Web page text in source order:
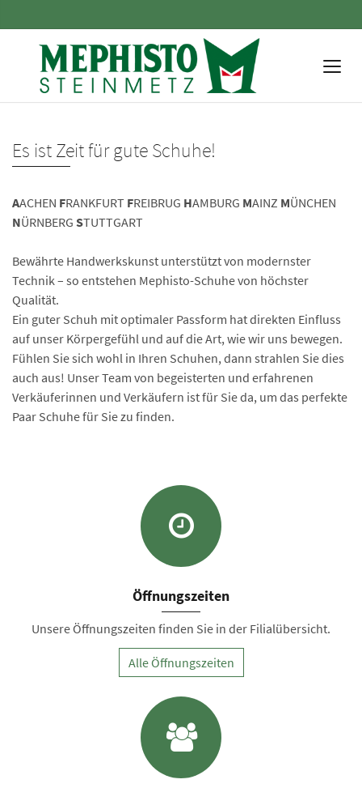
Es ist Zeit für gute Schuhe!
AACHEN FRANKFURT FREIBRUG HAMBURG MAINZ MÜNCHEN
NÜRNBERG STUTTGART
Bewährte Handwerkskunst unterstützt von modernster
Technik – so entstehen Mephisto-Schuhe von höchster
Qualität.
Ein guter Schuh mit optimaler Passform hat direkten Einfluss
auf unser Körpergefühl und auf die Art, wie wir uns bewegen.
Fühlen Sie sich wohl in Ihren Schuhen, dann strahlen Sie dies
auch aus! Unser Team von begeisterten und erfahrenen
Verkäuferinnen und Verkäufern ist für Sie da, um das perfekte
Paar Schuhe für Sie zu finden.
Öffnungszeiten
Unsere Öffnungszeiten finden Sie in der Filialübersicht.
Alle Öffnungszeiten